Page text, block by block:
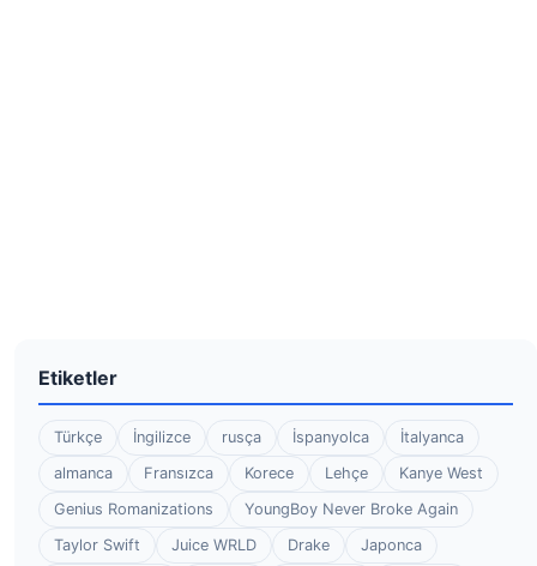
Etiketler
Türkçe İngilizce rusça İspanyolca
İtalyanca
almanca
Fransızca Korece Lehçe
Kanye West
Genius Romanizations
YoungBoy Never Broke Again
Taylor Swift
Juice WRLD Drake Japonca